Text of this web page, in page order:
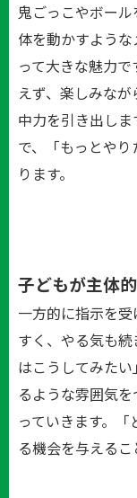
鬼ごっこやボー
体を動かすよう
って大きな魅力
えず、楽しみな
中力を引き出し
で、「もっとや
ります。
子どもが主体
一方的に指示を
すく、やる気も
はこうしてみた
るような雰囲気
っていきます。
る機会を与えるこ